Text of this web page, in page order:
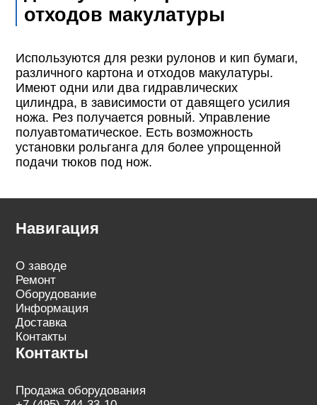
отходов макулатуры
Используются для резки рулонов и кип бумаги,
различного картона и отходов макулатуры.
Имеют одни или два гидравлических
цилиндра, в зависимости от давящего усилия
ножа. Рез получается ровный. Управление
полуавтоматическое. Есть возможность
установки рольганга для более упрощенной
подачи тюков под нож.
Навигация
О заводе
Ремонт
Оборудование
Информация
Доставка
Контакты
Контакты
Продажа оборудования